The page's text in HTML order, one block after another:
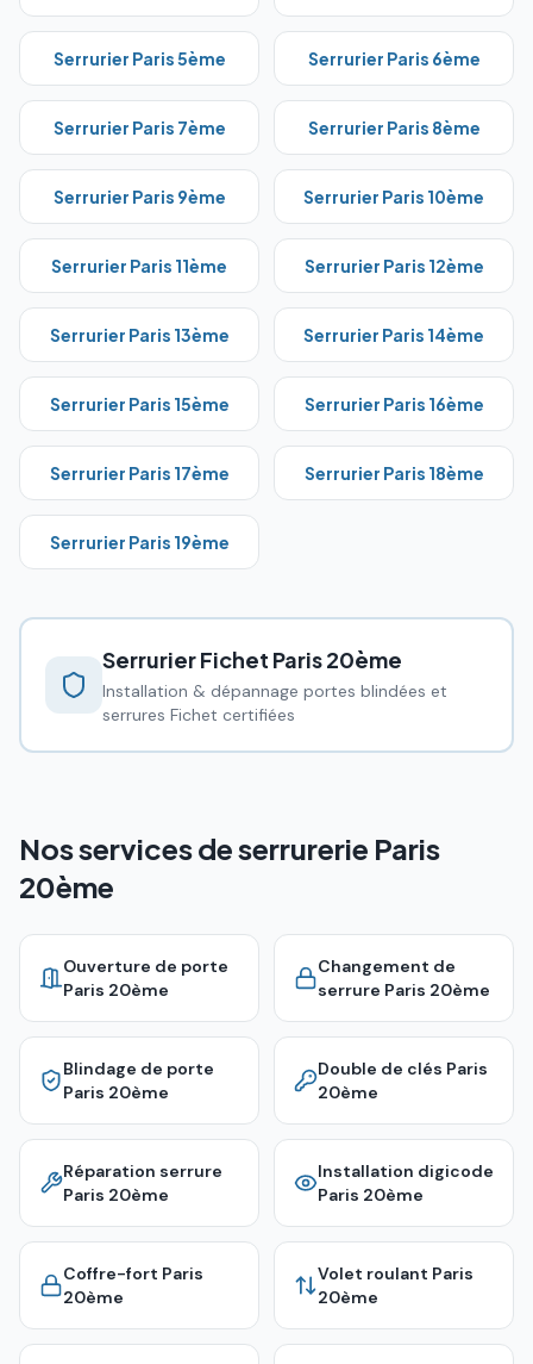
Serrurier Paris5ème Serrurier Paris 6ème
Serrurier Paris 7ème Serrurier Paris 8ème
Serrurier Paris 9ème Serrurier Paris 10ème
Serrurier Paris 11ème Serrurier Paris 12ème
Serrurier Paris 13ème Serrurier Paris 14ème
Serrurier Paris 15ème Serrurier Paris 16ème
Serrurier Paris 17ème Serrurier Paris 18ème
Serrurier Paris 19ème
Serrurier Fichet Paris 20ème
Installation & dépannage portes blindées et
serrures Fichet certifiées
Nos services de serrurerie Paris
20ème
Ouverture de porte
Paris 20ème
Changement de
serrure Paris 20ème
Blindage de porte
Paris 20ème
Double de clés Paris
20ème
Réparation serrure
Paris 20ème
Installation digicode
Paris 20ème
Coffre-fort Paris
20ème
Volet roulant Paris
20ème